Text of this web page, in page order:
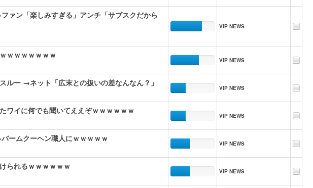
ァン「楽しみすぎる」アンチ「サブスクだから
VIP NEWS
ｗｗｗｗｗｗｗ
VIP NEWS
ルー →ネット「広末との扱いの差なんなん？」
VIP NEWS
ワイに何でも聞いてええぞｗｗｗｗｗｗ
VIP NEWS
ームクーヘン職人にｗｗｗｗｗ
VIP NEWS
られるｗｗｗｗｗｗ
VIP NEWS